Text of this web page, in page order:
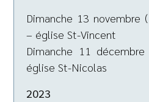
Dimanche 13 novembre
– église St-Vincent
Dimanche 11
église St-Nicolas
2023